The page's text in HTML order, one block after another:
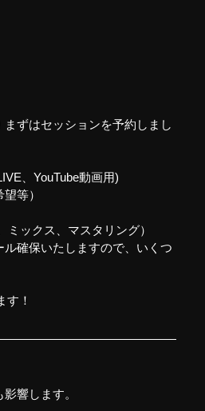
ずはセッションを予約しまし
、YouTube動画用)
等）
ックス、マスタリング）
確保いたしますので、いくつ
す！
響します。